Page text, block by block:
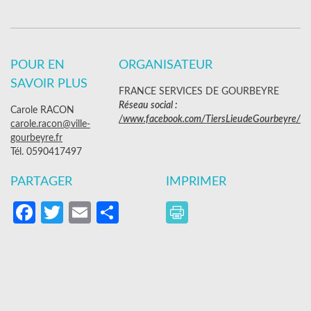
POUR EN
SAVOIR PLUS
Carole RACON
carole.racon@ville-
gourbeyre.fr
Tél. 0590417497
ORGANISATEUR
FRANCE SERVICES DE GOURBEYRE
Réseau social :
/www.facebook.com/TiersLieudeGourbeyre/
PARTAGER
Facebook
Twitter
EmailPartager
IMPRIMER